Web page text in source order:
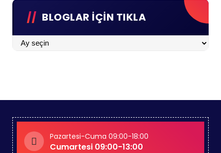
BLOGLAR İÇİN TIKLA
BLOGLAR
Pazartesi-Cuma 09:00-18:00
Cumartesi 09:00-13:00